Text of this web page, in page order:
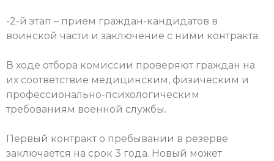
-2-й этап – прием граждан-кандидатов в
воинской части и заключение с ними контракта.
В ходе отбора комиссии проверяют граждан на
их соответствие медицинским, физическим и
профессионально-психологическим
требованиям военной службы.
Первый контракт о пребывании в резерве
заключается на срок 3 года. Новый может